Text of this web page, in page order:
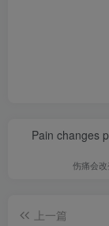
Pain changes
伤痛会
上一篇